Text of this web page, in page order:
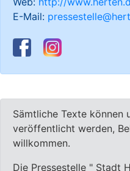
E-Mail:
Sämtliche Texte können
veröffentlicht werden,
willkommen.
Die Pressestelle " Stadt